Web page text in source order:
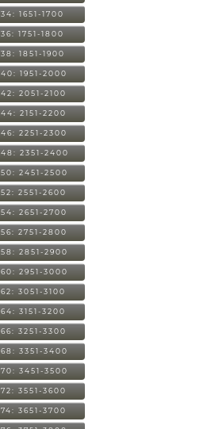
34: 1651-1700
36: 1751-1800
38: 1851-1900
40: 1951-2000
42: 2051-2100
44: 2151-2200
46: 2251-2300
48: 2351-2400
50: 2451-2500
52: 2551-2600
54: 2651-2700
56: 2751-2800
58: 2851-2900
60: 2951-3000
62: 3051-3100
64: 3151-3200
66: 3251-3300
68: 3351-3400
70: 3451-3500
72: 3551-3600
74: 3651-3700